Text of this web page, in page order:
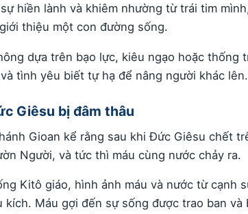
hiền lành và khiêm nhường từ trái tim
thiệu một con đường sống.
dựa trên bạo lực, kiêu ngạo hoặc thống
tình yêu biết tự hạ để nâng người khác lên.
Giêsu bị đâm thâu
Gioan kể rằng sau khi Đức Giêsu chết
Người, và tức thì máu cùng nước chảy ra.
Kitô giáo, hình ảnh máu và nước từ cạnh
kích. Máu gợi đến sự sống được trao ban